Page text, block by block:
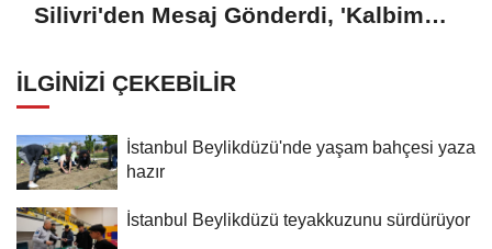
Silivri'den Mesaj Gönderdi, 'Kalbim
İLGINIZI ÇEKEBILIR
İstanbul Beylikdüzü'nde yaşam bahçesi yaza
hazır
İstanbul Beylikdüzü teyakkuzunu sürdürüyor